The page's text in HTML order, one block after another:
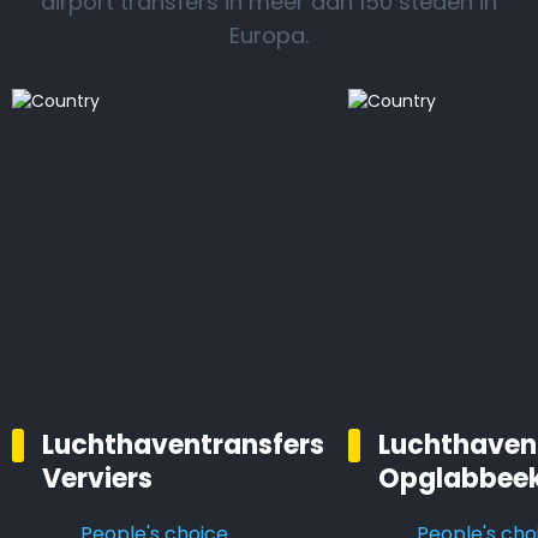
Europa.
Luchthaventransfers
Verviers